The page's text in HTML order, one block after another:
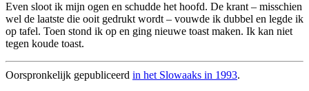
Even sloot ik mijn ogen en schudde het hoofd. De krant – misschien
wel de laatste die ooit gedrukt wordt – vouwde ik dubbel en legde ik
op tafel. Toen stond ik op en ging nieuwe toast maken. Ik kan niet
tegen koude toast.
Oorspronkelijk gepubliceerd in het Slowaaks in 1993.